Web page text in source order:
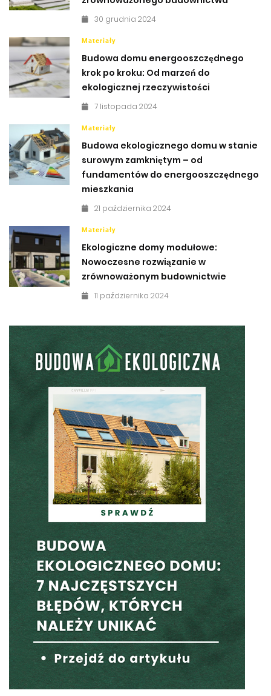
30 grudnia 2024
Materiały
Budowa domu energooszczędnego
krok po kroku: Od marzeń do
ekologicznej rzeczywistości
7 listopada 2024
Materiały
Budowa ekologicznego domu w stanie
surowym zamkniętym – od
fundamentów do energooszczędnego
mieszkania
21 października 2024
Materiały
Ekologiczne domy modułowe:
Nowoczesne rozwiązanie w
zrównoważonym budownictwie
11 października 2024